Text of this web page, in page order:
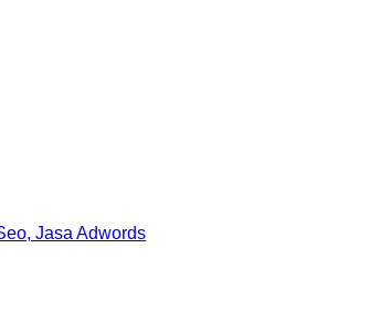
Jasa Adwords